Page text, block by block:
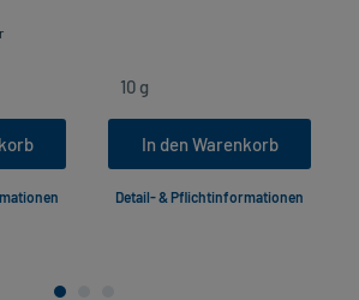
In den Warenkorb
Detail- & Pflichtinformationen